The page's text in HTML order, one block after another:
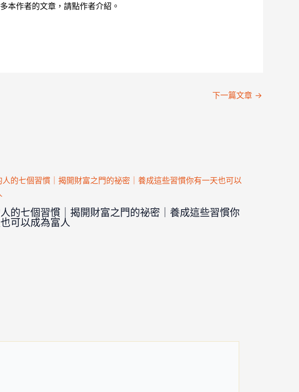
本作者的文章，請點作者介紹。
下一篇文章 →
的七個習慣｜揭開財富之門的祕密｜養成這些習慣你
可以成為富人